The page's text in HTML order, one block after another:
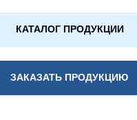
КАТАЛОГ ПРОДУКЦИИ
ЗАКАЗАТЬ ПРОДУКЦИЮ